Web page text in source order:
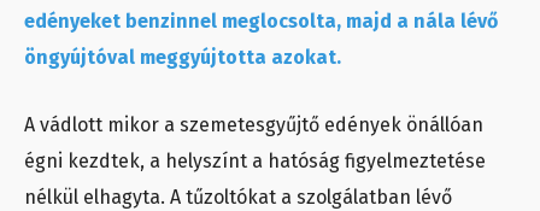
edényeket benzinnel meglocsolta, majd a nála lévő
öngyújtóval meggyújtotta azokat.
A vádlott mikor a szemetesgyűjtő edények önállóan
égni kezdtek, a helyszínt a hatóság figyelmeztetése
nélkül elhagyta. A tűzoltókat a szolgálatban lévő